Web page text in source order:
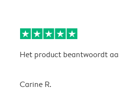
Het product beantwoordt
Carine R.